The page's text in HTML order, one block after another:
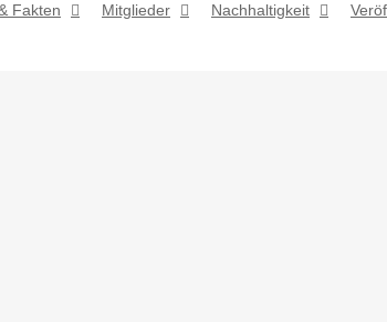
Fakten Mitglieder Nachhaltigkeit